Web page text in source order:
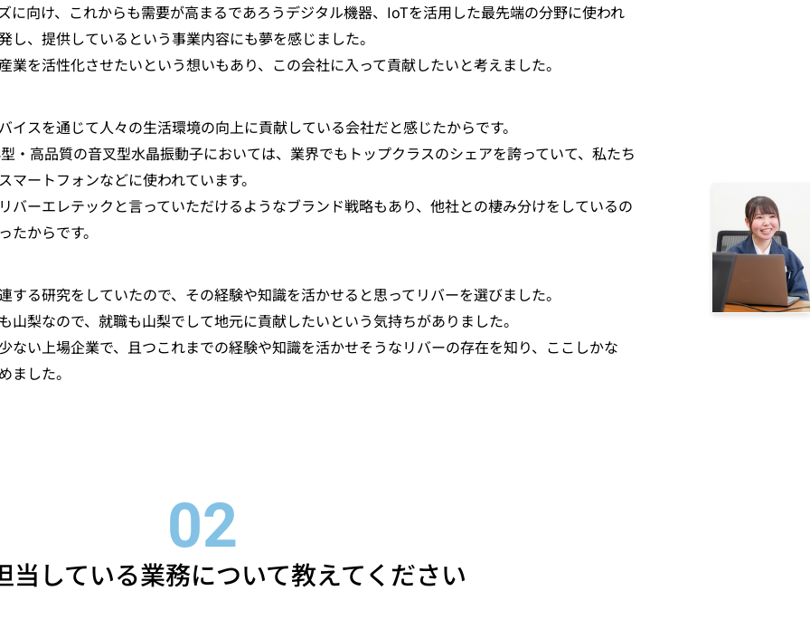
に向け、これからも需要が高まるであろうデジタル機器、IoTを活用した最先端の分野に使われ
し、提供しているという事業内容にも夢を感じました。
業を活性化させたいという想いもあり、この会社に入って貢献したいと考えました。
イスを通じて人々の生活環境の向上に貢献している会社だと感じたからです。
・高品質の音叉型水晶振動子においては、業界でもトップクラスのシェアを誇っていて、私たち
マートフォンなどに使われています。
バーエレテックと言っていただけるようなブランド戦略もあり、他社との棲み分けをしているの
たからです。
する研究をしていたので、その経験や知識を活かせると思ってリバーを選びました。
山梨なので、就職も山梨でして地元に貢献したいという気持ちがありました。
ない上場企業で、且つこれまでの経験や知識を活かせそうなリバーの存在を知り、ここしかな
ました。
当している業務について教えてください